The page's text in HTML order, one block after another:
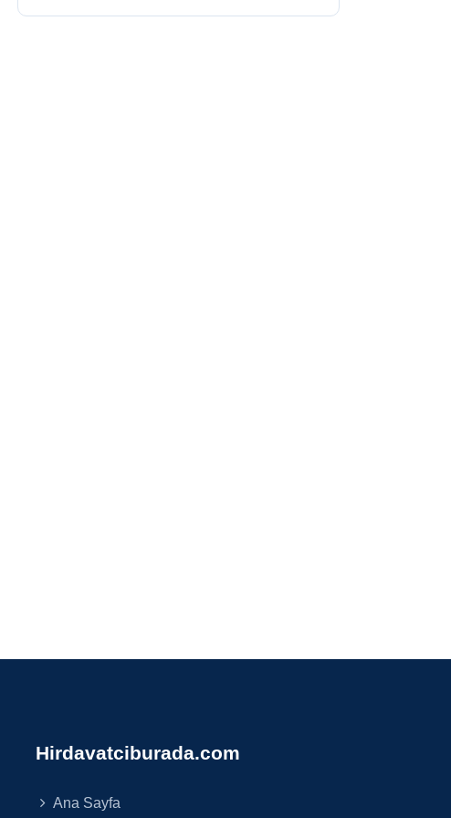
Hirdavatciburada.com
Ana Sayfa